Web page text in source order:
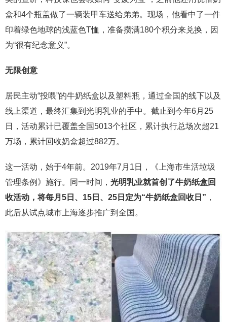
盒和4个瓶盖做了一辆装甲车送给弟弟。现场，他看中了一件
印着绿色地球的浅蓝色T恤，准备攒满180个积分来兑换，因
为“很有纪念意义”。
无限创意
居民主动“投喂”的牛奶纸盒以及塑料瓶，通过全国的线下以及
线上渠道，最终汇集到光明乳业的手中。截止到今年6月25
日，活动累计已覆盖全国5013个社区，累计执行总场次超21
万场，累计回收奶盒超过882万。
这一活动，始于4年前。2019年7月1日，《上海市生活垃圾
管理条例》施行。同一时间， 光明乳业就首创了牛奶纸盒回
收活动，将每月5日、15日、25日定为“牛奶纸盒回收日” ，
此后从试点城市上海逐步推广到全国。